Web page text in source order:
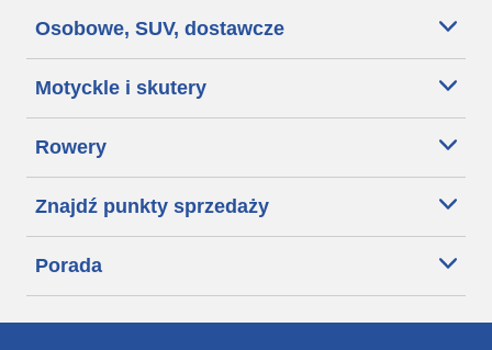
Osobowe, SUV, dostawcze
Motyckle i skutery
Rowery
Znajdź punkty sprzedaży
Porada